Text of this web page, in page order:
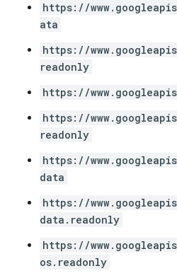
https://
ata
https://
readonly
https://
https://
readonly
https://
data
https://
data.readonly
https://
os.readonly